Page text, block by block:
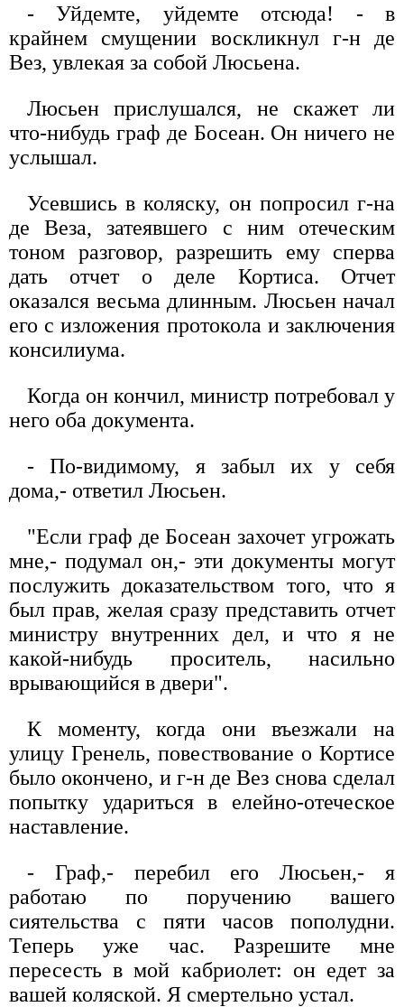
- Уйдемте, уйдемте отсюда! - в
крайнем смущении воскликнул г-н де
Вез, увлекая за собой Люсьена.
Люсьен прислушался, не скажет ли
что-нибудь граф де Босеан. Он ничего не
услышал.
Усевшись в коляску, он попросил г-на
де Веза, затеявшего с ним отеческим
тоном разговор, разрешить ему сперва
дать отчет о деле Кортиса. Отчет
оказался весьма длинным. Люсьен начал
его с изложения протокола и заключения
консилиума.
Когда он кончил, министр потребовал у
него оба документа.
- По-видимому, я забыл их у себя
дома,- ответил Люсьен.
"Если граф де Босеан захочет угрожать
мне,- подумал он,- эти документы могут
послужить доказательством того, что я
был прав, желая сразу представить отчет
министру внутренних дел, и что я не
какой-нибудь проситель, насильно
врывающийся в двери".
К моменту, когда они въезжали на
улицу Гренель, повествование о Кортисе
было окончено, и г-н де Вез снова сделал
попытку удариться в елейно-отеческое
наставление.
- Граф,- перебил его Люсьен,- я
работаю по поручению вашего
сиятельства с пяти часов пополудни.
Теперь уже час. Разрешите мне
пересесть в мой кабриолет: он едет за
вашей коляской. Я смертельно устал.